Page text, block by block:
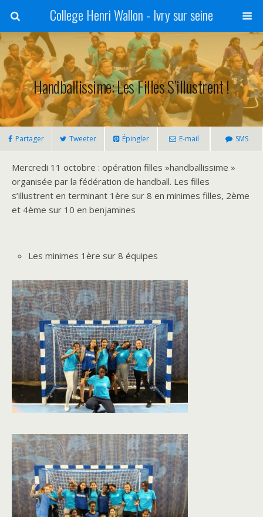
College Henri Wallon - Ivry sur seine
Handballissime: Les Filles S’illustrent !
Partager Tweeter Épingler E-mail SMS
Mercredi 11 octobre : opération filles »handballissime »
organisée par la fédération de handball. Les filles
s’illustrent en terminant 1ère sur 8 en minimes filles, 2ème
et 4ème sur 10 en benjamines
Les minimes 1ère sur 8 équipes